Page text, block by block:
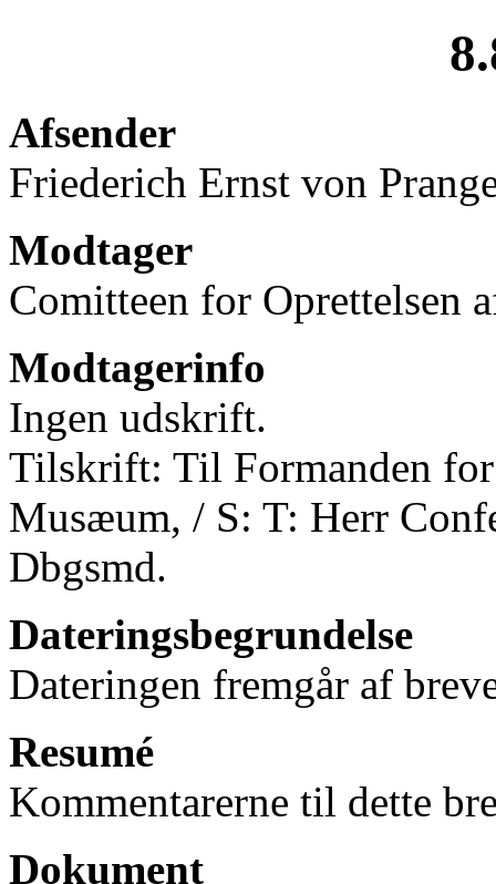
Afsender
Friederich Ernst von
Modtager
Comitteen for Oprettelsen
Modtagerinfo
Ingen udskrift.
Tilskrift: Til Formanden
Musæum, / S: T: Herr
Dbgsmd.
Dateringsbegrundelse
Dateringen fremgår af
Resumé
Kommentarerne til dette
Dokument